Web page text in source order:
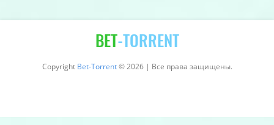
BET-TORRENT
Copyright Bet-Torrent© 2026 | Все права защищены.